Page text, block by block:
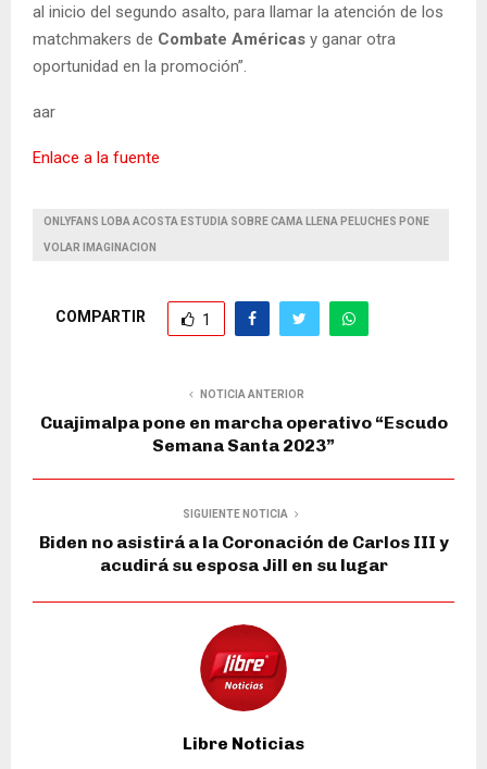
al inicio del segundo asalto, para llamar la atención de los
matchmakers de Combate Américas y ganar otra
oportunidad en la promoción”.
aar
Enlace a la fuente
ONLYFANS LOBA ACOSTA ESTUDIA SOBRE CAMA LLENA PELUCHES PONE
VOLAR IMAGINACION
COMPARTIR 1
NOTICIA ANTERIOR
Cuajimalpa pone en marcha operativo “Escudo
Semana Santa 2023”
SIGUIENTE NOTICIA
Biden no asistirá a la Coronación de Carlos III y
acudirá su esposa Jill en su lugar
Libre Noticias